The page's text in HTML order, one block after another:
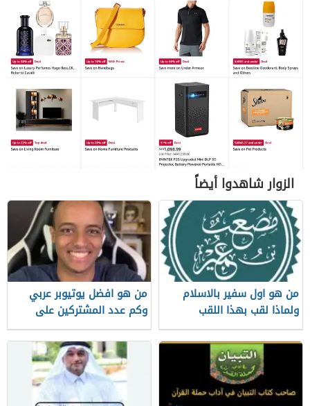
الزوار شاهدوا أيضاً
من هو اول سفير بالاسلام
ولماذا لقب بهذا اللقب
من هو افضل يوتيوبر عربي
وكم عدد المشتركين على
قناته الرسمية